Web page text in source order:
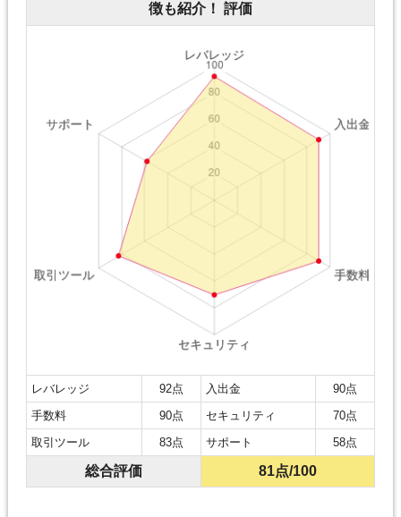
徴も紹介！ 評価
レバレッジ 92点 入出金
90点
手数料
90点 セキュリティ
70点
取引ツール
83点 サポート 58点
総合評価 81点/100